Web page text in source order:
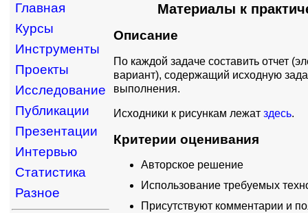
Главная
Курсы
Инструменты
Проекты
Исследование
Публикации
Презентации
Интервью
Статистика
Разное
Материалы к
Описание
По каждой задаче составить отчет
вариант), содержащий исходную
выполнения.
Исходники к рисункам лежат здесь.
Критерии оценивания
Авторское решение
Использование требуемых
Присутствуют комментарии и